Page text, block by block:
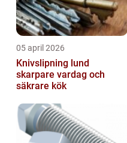
05 april 2026
Knivslipning lund
skarpare vardag och
säkrare kök